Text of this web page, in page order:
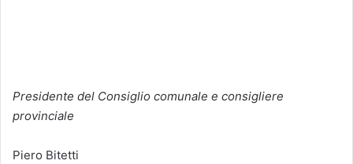
Presidente del Consiglio comunale e consigliere
provinciale
Piero Bitetti